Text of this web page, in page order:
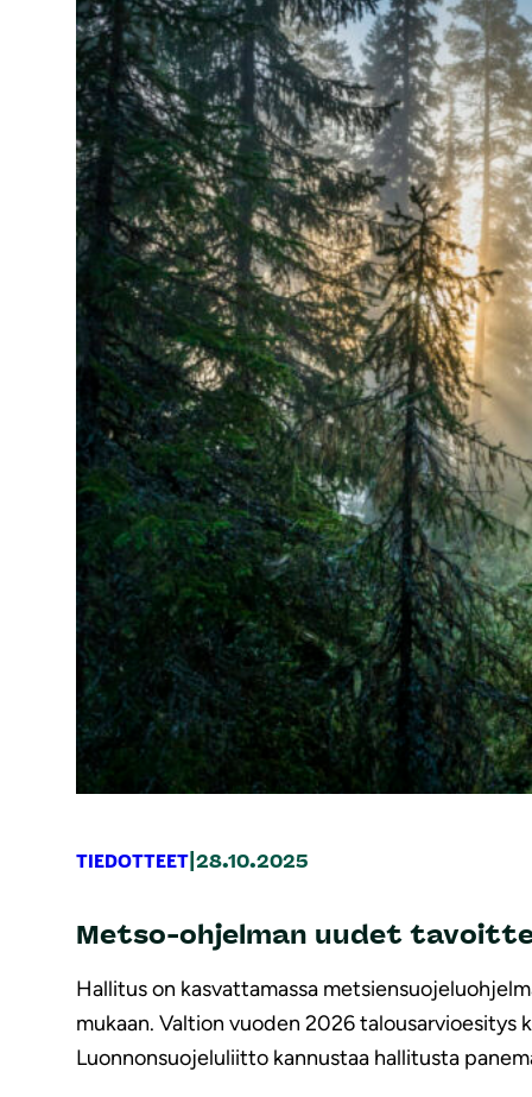
TIEDOTTEET 28.10.2025
Metso-ohjelman uudet
Hallitus on kasvattamassa
mukaan. Valtion vuoden 2026
Luonnonsuojeluliitto kannustaa hallitusta